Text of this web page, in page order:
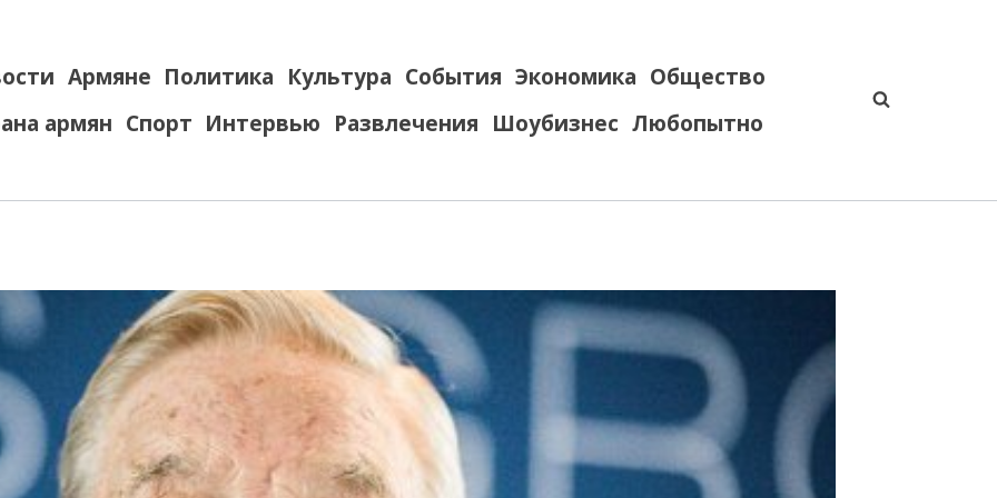
Армяне Политика Культура События Экономика Общество
армян Спорт Интервью Развлечения Шоубизнес Любопытно